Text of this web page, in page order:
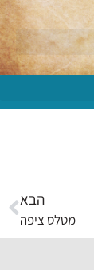
הבא
מטלס ציפה